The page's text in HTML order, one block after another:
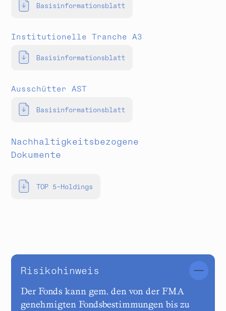
Basisinformationsblatt
Institutionelle Tranche A3
Basisinformationsblatt
Ausschütter AST
Basisinformationsblatt
Nachhaltigkeitsbezogene
Dokumente
TOP 5-Holdings
Risikohinweis
Der Fonds kann gem. den von der FMA
genehmigten Fondsbestimmungen bis zu